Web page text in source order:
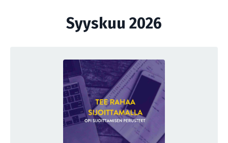
Syyskuu 2026